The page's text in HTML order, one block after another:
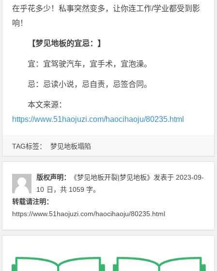
TAG标签： 梦见地板塌陷
在乎花多少！私事突然变多，让你连工作/学业都受到影
响！
【梦见地板的宜忌：】
宜：宜驾驶汽车，宜手术，宜泡澡。
忌：忌读小说，忌自责，忌签合同。
本文来源：
https://www.51haojuzi.com/haocihaoju/80235.html
版权声明： 《梦见地板开裂|梦见地板》 发表于 2023-09-
10 日 ，共 1059 字。
转载请注明：
https://www.51haojuzi.com/haocihaoju/80235.html